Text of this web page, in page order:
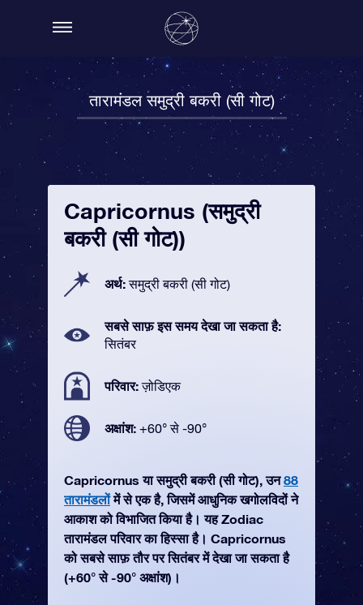
तारामंडल समुद्री बकरी (सी गोट)
Capricornus (समुद्री
बकरी (सी गोट))
अर्थ:समुद्री बकरी (सी गोट)
सबसे साफ़ इस समय देखा जा सकता है:
सितंबर
परिवार:ज़ोडिएक
अक्षांश: +60° से -90°
Capricornus या समुद्री बकरी (सी गोट), उन88
तारामंडलोंमें से एक है, जिसमें आधुनिक खगोलविदों ने
आकाश को विभाजित किया है। यह Zodiac
तारामंडल परिवार का हिस्सा है। Capricornus
को सबसे साफ़ तौर पर सितंबर में देखा जा सकता है
(+60° से -90° अक्षांश)।